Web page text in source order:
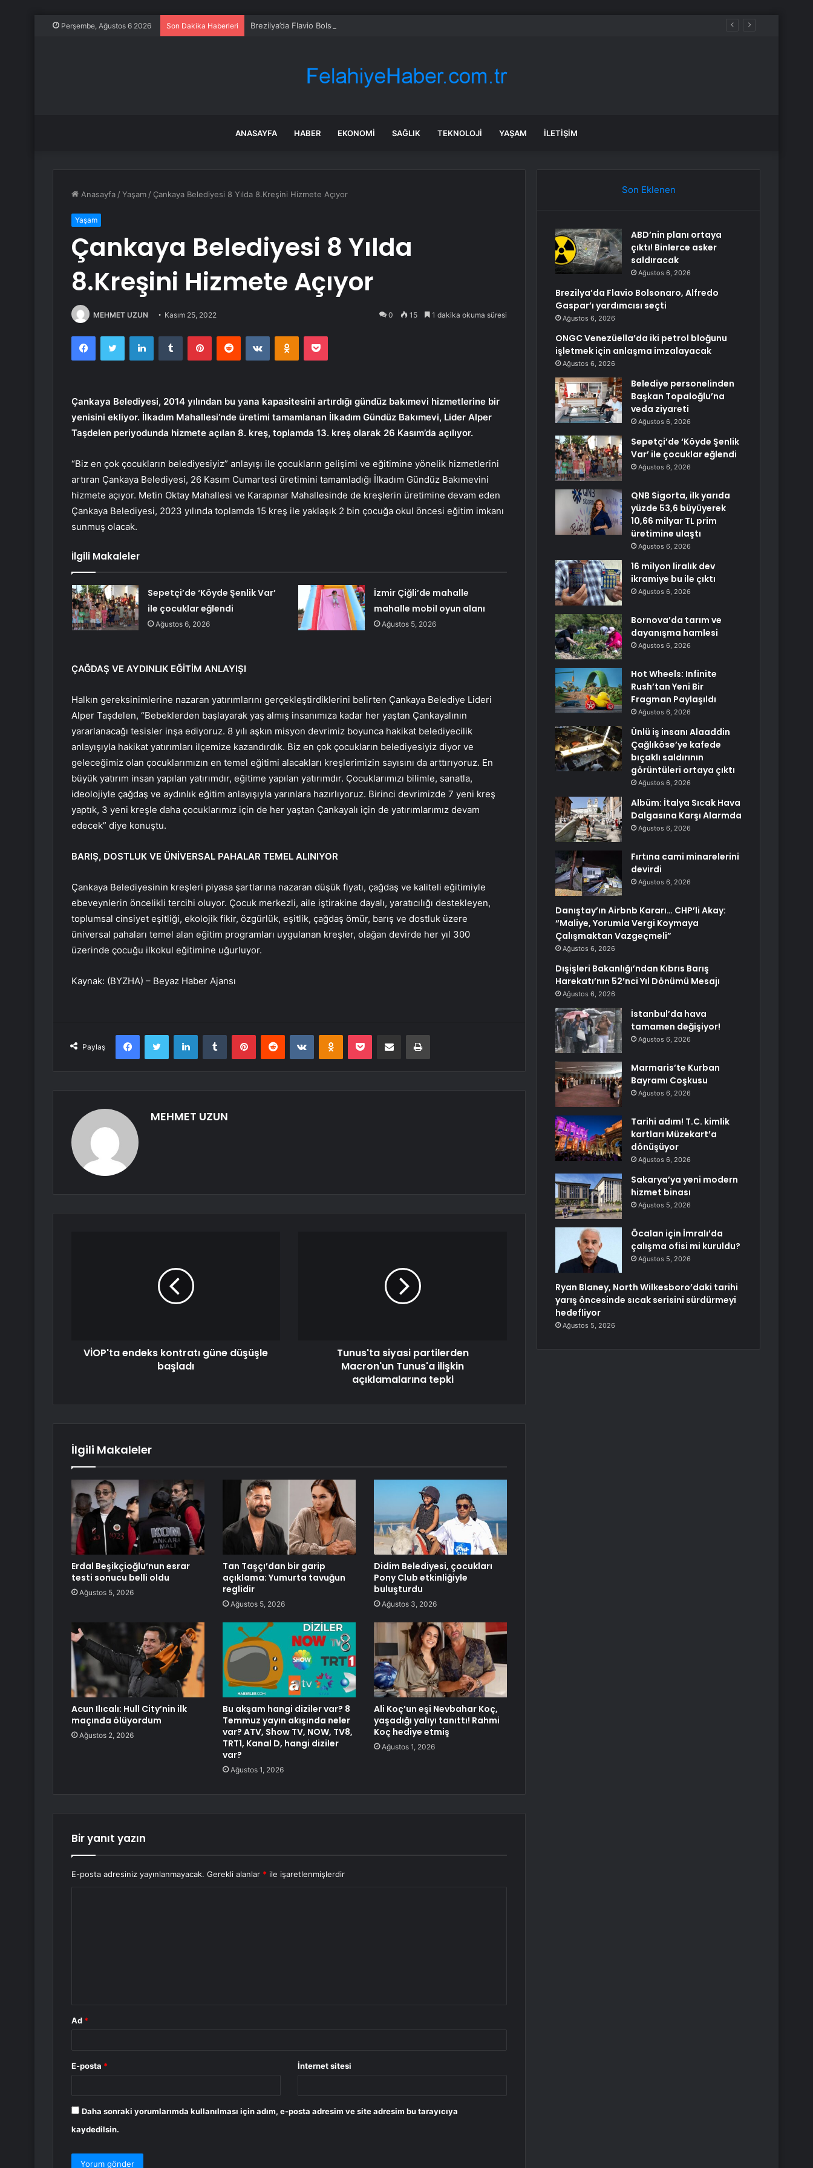
Perşembe, Ağustos 6 2026 Son Dakika Haberleri Brezilya’da Flavio Bolsonaro, Alfredo Gaspar’ı yardımcısı seçti
ANASAYFA HABER EKONOMI SAĞLIK TEKNOLOJI YAŞAM İLETIŞIM
Anasayfa /Yaşam / Çankaya Belediyesi 8 Yılda 8.Kreşini Hizmete Açıyor
Yaşam
Çankaya Belediyesi 8 Yılda
8.Kreşini Hizmete Açıyor
MEHMET UZUN Kasım 25, 2022 0 15 1 dakika okuma süresi
FacebookTwitter LinkedInTumblr PinterestReddit VKontakteOdnoklassniki
Pocket
Çankaya Belediyesi, 2014 yılından bu yana kapasitesini artırdığı gündüz bakımevi hizmetlerine bir
yenisini ekliyor. İlkadım Mahallesi’nde üretimi tamamlanan İlkadım Gündüz Bakımevi, Lider Alper
Taşdelen periyodunda hizmete açılan 8. kreş, toplamda 13. kreş olarak 26 Kasım’da açılıyor.
“Biz en çok çocukların belediyesiyiz” anlayışı ile çocukların gelişimi ve eğitimine yönelik hizmetlerini
artıran Çankaya Belediyesi, 26 Kasım Cumartesi üretimini tamamladığı İlkadım Gündüz Bakımevini
hizmete açıyor. Metin Oktay Mahallesi ve Karapınar Mahallesinde de kreşlerin üretimine devam eden
Çankaya Belediyesi, 2023 yılında toplamda 15 kreş ile yaklaşık 2 bin çocuğa okul öncesi eğitim imkanı
sunmuş olacak.
İlgili Makaleler
Sepetçi’de ‘Köyde Şenlik Var’
ile çocuklar eğlendi
Ağustos 6, 2026
İzmir Çiğli’de mahalle
mahalle mobil oyun alanı
Ağustos 5, 2026
ÇAĞDAŞ VE AYDINLIK EĞİTİM ANLAYIŞI
Halkın gereksinimlerine nazaran yatırımlarını gerçekleştirdiklerini belirten Çankaya Belediye Lideri
Alper Taşdelen, “Bebeklerden başlayarak yaş almış insanımıza kadar her yaştan Çankayalının
yararlanacağı tesisler inşa ediyoruz. 8 yılı aşkın misyon devrimiz boyunca hakikat belediyecilik
anlayışıyla hakikat yatırımları ilçemize kazandırdık. Biz en çok çocukların belediyesiyiz diyor ve
geleceğimiz olan çocuklarımızın en temel eğitimi alacakları kreşlerimizin sayısını da arttırıyoruz. En
büyük yatırım insan yapılan yatırımdır, eğitime yapılan yatırımdır. Çocuklarımızı bilimle, sanatla,
ideolojiyle çağdaş ve aydınlık eğitim anlayışıyla yarınlara hazırlıyoruz. Birinci devrimizde 7 yeni kreş
yaptık, 3 yeni kreşle daha çocuklarımız için de her yaştan Çankayalı için de yatırımlarımız devam
edecek” diye konuştu.
BARIŞ, DOSTLUK VE ÜNİVERSAL PAHALAR TEMEL ALINIYOR
Çankaya Belediyesinin kreşleri piyasa şartlarına nazaran düşük fiyatı, çağdaş ve kaliteli eğitimiyle
ebeveynlerin öncelikli tercihi oluyor. Çocuk merkezli, aile iştirakine dayalı, yaratıcılığı destekleyen,
toplumsal cinsiyet eşitliği, ekolojik fikir, özgürlük, eşitlik, çağdaş ömür, barış ve dostluk üzere
üniversal pahaları temel alan eğitim programları uygulanan kreşler, olağan devirde her yıl 300
üzerinde çocuğu ilkokul eğitimine uğurluyor.
Kaynak: (BYZHA) – Beyaz Haber Ajansı
Paylaş
FacebookTwitter LinkedInTumblr PinterestReddit VKontakteOdnoklassniki
Pocket E-Posta ile paylaş Yazdır
MEHMET UZUN
VİOP'ta endeks kontratı güne düşüşle
başladı
Tunus'ta siyasi partilerden
Macron'un Tunus'a ilişkin
açıklamalarına tepki
İlgili Makaleler
Erdal Beşikçioğlu’nun esrar
testi sonucu belli oldu
Ağustos 5, 2026
Tan Taşçı’dan bir garip
açıklama: Yumurta tavuğun
reglidir
Ağustos 5, 2026
Didim Belediyesi, çocukları
Pony Club etkinliğiyle
buluşturdu
Ağustos 3, 2026
Acun Ilıcalı: Hull City’nin ilk
maçında ölüyordum
Ağustos 2, 2026
Bu akşam hangi diziler var? 8
Temmuz yayın akışında neler
var? ATV, Show TV, NOW, TV8,
TRT1, Kanal D, hangi diziler
var?
Ağustos 1, 2026
Ali Koç’un eşi Nevbahar Koç,
yaşadığı yalıyı tanıttı! Rahmi
Koç hediye etmiş
Ağustos 1, 2026
Bir yanıt yazın
E-posta adresiniz yayınlanmayacak. Gerekli alanlar * ile işaretlenmişlerdir
Ad *
E-posta * İnternet sitesi
Daha sonraki yorumlarımda kullanılması için adım, e-posta adresim ve site adresim bu tarayıcıya
kaydedilsin.
Son Eklenen
ABD’nin planı ortaya
çıktı! Binlerce asker
saldıracak
Ağustos 6, 2026
Brezilya’da Flavio Bolsonaro, Alfredo
Gaspar’ı yardımcısı seçti
Ağustos 6, 2026
ONGC Venezüella’da iki petrol bloğunu
işletmek için anlaşma imzalayacak
Ağustos 6, 2026
Belediye personelinden
Başkan Topaloğlu’na
veda ziyareti
Ağustos 6, 2026
Sepetçi’de ‘Köyde Şenlik
Var’ ile çocuklar eğlendi
Ağustos 6, 2026
QNB Sigorta, ilk yarıda
yüzde 53,6 büyüyerek
10,66 milyar TL prim
üretimine ulaştı
Ağustos 6, 2026
16 milyon liralık dev
ikramiye bu ile çıktı
Ağustos 6, 2026
Bornova’da tarım ve
dayanışma hamlesi
Ağustos 6, 2026
Hot Wheels: Infinite
Rush’tan Yeni Bir
Fragman Paylaşıldı
Ağustos 6, 2026
Ünlü iş insanı Alaaddin
Çağlıköse’ye kafede
bıçaklı saldırının
görüntüleri ortaya çıktı
Ağustos 6, 2026
Albüm: İtalya Sıcak Hava
Dalgasına Karşı Alarmda
Ağustos 6, 2026
Fırtına cami minarelerini
devirdi
Ağustos 6, 2026
Danıştay’ın Airbnb Kararı… CHP’li Akay:
“Maliye, Yorumla Vergi Koymaya
Çalışmaktan Vazgeçmeli”
Ağustos 6, 2026
Dışişleri Bakanlığı’ndan Kıbrıs Barış
Harekatı’nın 52’nci Yıl Dönümü Mesajı
Ağustos 6, 2026
İstanbul’da hava
tamamen değişiyor!
Ağustos 6, 2026
Marmaris’te Kurban
Bayramı Coşkusu
Ağustos 6, 2026
Tarihi adım! T.C. kimlik
kartları Müzekart’a
dönüşüyor
Ağustos 6, 2026
Sakarya’ya yeni modern
hizmet binası
Ağustos 5, 2026
Öcalan için İmralı’da
çalışma ofisi mi kuruldu?
Ağustos 5, 2026
Ryan Blaney, North Wilkesboro’daki tarihi
yarış öncesinde sıcak serisini sürdürmeyi
hedefliyor
Ağustos 5, 2026